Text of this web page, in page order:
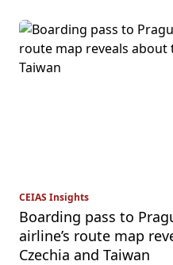
CEIAS Insights
Boarding pass to
airline’s route map
Czechia and Taiwan